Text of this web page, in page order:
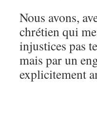
Nous avons,
chrétien qui
injustices pas
mais par un
explicitement